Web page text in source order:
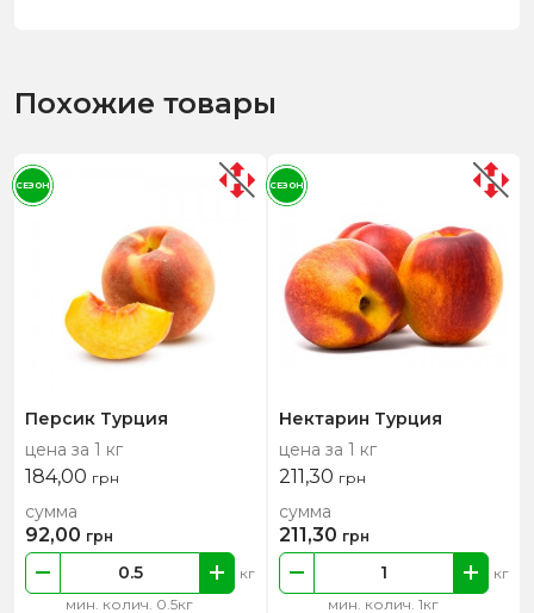
Похожие товары
Персик Турция
цена за 1 кг
184,00 грн
мин. колич. 0.5кг
кг
сумма
92,00 грн
СЕЗОН
Нектарин Турция
цена за 1 кг
211,30 грн
мин. колич. 1кг
кг
сумма
211,30 грн
СЕЗОН